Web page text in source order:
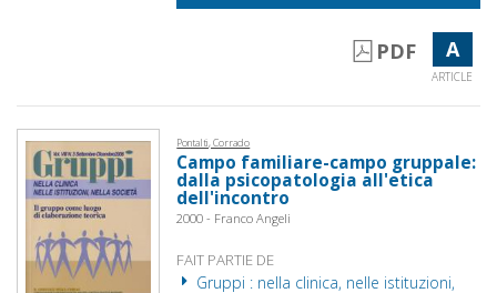
PDF A
ARTICLE
Pontalti, Corrado
Campo familiare-campo gruppale:
dalla psicopatologia all'etica
dell'incontro
2000 - Franco Angeli
FAIT PARTIE DE
Gruppi : nella clinica, nelle istituzioni,